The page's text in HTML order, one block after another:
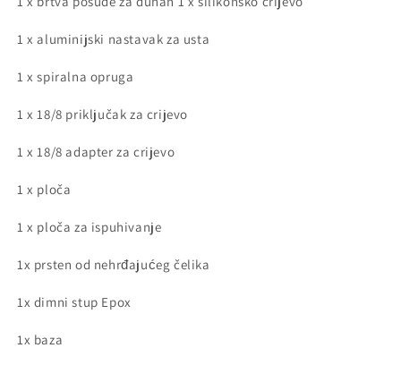
1 x aluminijski nastavak za usta
1 x spiralna opruga
1 x 18/8 priključak za crijevo
1 x 18/8 adapter za crijevo
1 x ploča
1 x ploča za ispuhivanje
1x prsten od nehrđajućeg čelika
1x dimni stup Epox
1x baza